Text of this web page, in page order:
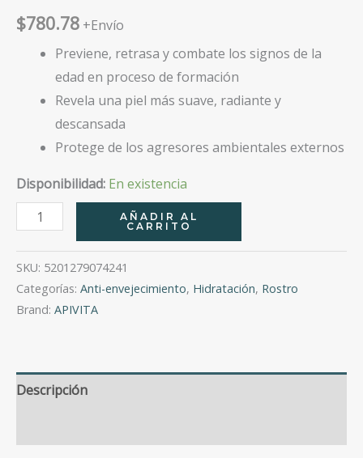
$780.78 +Envío
Previene, retrasa y combate los signos de la
edad en proceso de formación
Revela una piel más suave, radiante y
descansada
Protege de los agresores ambientales externos
Disponibilidad: En existencia
Bee
Radiant
Crema
Día,
Primeros
La
Edad
cantidad
AÑADIR AL
CARRITO
SKU: 5201279074241
Categorías: Anti-envejecimiento, Hidratación, Rostro
Brand: APIVITA
Descripción